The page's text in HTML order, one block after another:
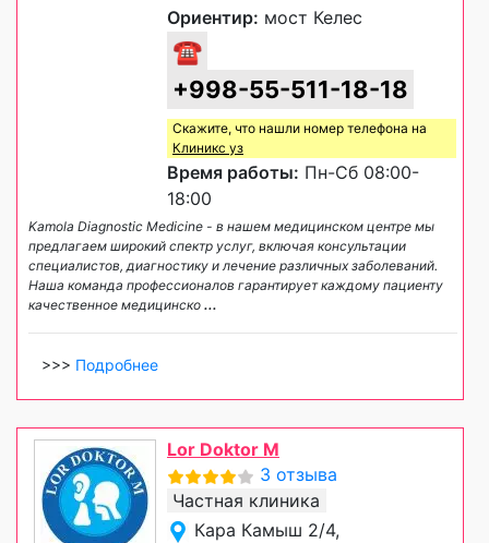
Ориентир: мост Келес
☎
+998-55-511-18-18
Скажите, что нашли номер телефона на
Клиникс уз
Время работы: Пн-Сб 08:00-
18:00
Kamola Diagnostic Medicine - в нашем медицинском центре мы
предлагаем широкий спектр услуг, включая консультации
специалистов, диагностику и лечение различных заболеваний.
Наша команда профессионалов гарантирует каждому пациенту
качественное медицинско ...
>>> Подробнее
Lor Doktor M
3 отзыва
Частная клиника
Кара Камыш 2/4,